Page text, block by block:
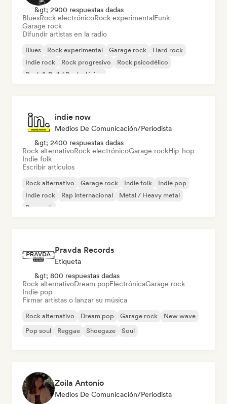
&gt; 2900 respuestas dadas
BluesRock electrónicoRock experimentalFunk
Garage rock
Difundir artistas en la radio
Blues Rock experimental Garage rock
Hard rock
Indie rock
Rock progresivo
Rock psicodélico
Rock & Roll / Rock clásico
indie now
Medios De Comunicación/Periodista
&gt; 2400 respuestas dadas
Rock alternativoRock electrónicoGarage rockHip-hop
Indie folk
Escribir artículos
Rock alternativo Garage rock Indie folk
Indie pop
Indie rock
Rap internacional
Metal / Heavy metal
Pop rock
Pravda Records
Etiqueta
&gt; 800 respuestas dadas
Rock alternativoDream popElectrónicaGarage rock
Indie pop
Firmar artistas o lanzar su música
Rock alternativo Dream pop Garage rock
New wave
Pop soul
Reggae Shoegaze Soul
Zoila Antonio
Medios De Comunicación/Periodista